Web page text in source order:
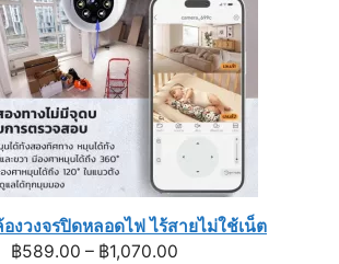
องวงจรปิดหลอดไฟ ไร้สายไม่ใช้เน็ต
฿589.00 – ฿1,070.00Price